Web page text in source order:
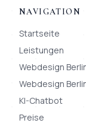
NAVIGATION
Startseite
Leistungen
Webdesign
Webdesign
KI-Chatbot
Preise